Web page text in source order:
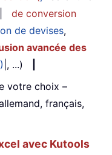
de conversion
de devises,
avancée des
|, ...)
votre choix –
français,
avec Kutools